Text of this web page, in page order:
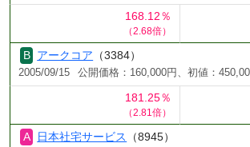
168.12％
（2.68倍）
アークコア （3384）
2005/09/15 公開価格：160,000円、初値：
181.25％
（2.81倍）
日本社宅サービス （8945）